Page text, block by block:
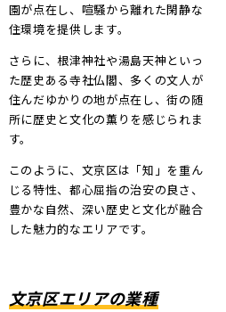
園が点在し、喧騒から離れた閑静な
住環境を提供します。
さらに、根津神社や湯島天神といっ
た歴史ある寺社仏閣、多くの文人が
住んだゆかりの地が点在し、街の随
所に歴史と文化の薫りを感じられま
す。
このように、文京区は「知」を重ん
じる特性、都心屈指の治安の良さ、
豊かな自然、深い歴史と文化が融合
した魅力的なエリアです。
文京区エリアの業種